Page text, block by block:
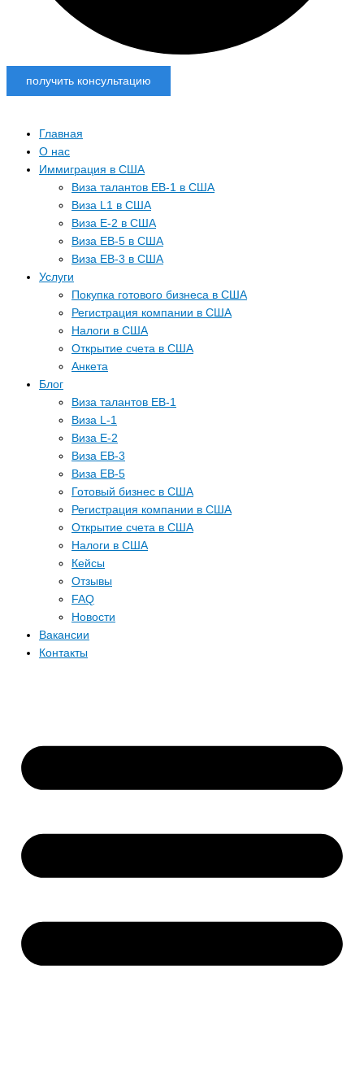
получить консультацию
Главная
О нас
Иммиграция в США
Виза талантов EB-1 в США
Виза L1 в США
Виза E-2 в США
Виза EB-5 в США
Виза EB-3 в США
Услуги
Покупка готового бизнеса в США
Регистрация компании в США
Налоги в США
Открытие счета в США
Анкета
Блог
Виза талантов EB-1
Виза L-1
Виза E-2
Виза EB-3
Виза EB-5
Готовый бизнес в США
Регистрация компании в США
Открытие счета в США
Налоги в США
Кейсы
Отзывы
FAQ
Новости
Вакансии
Контакты